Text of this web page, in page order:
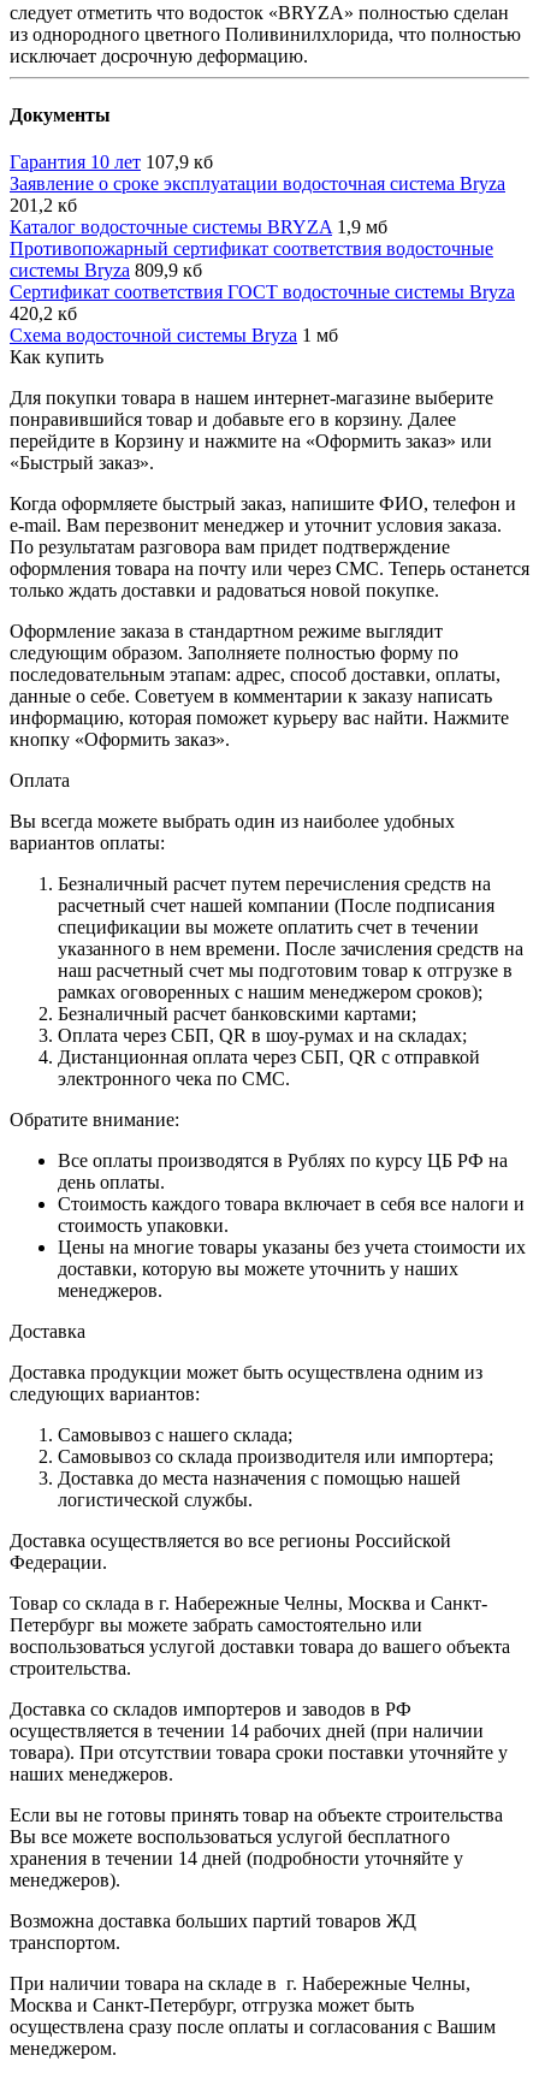
следует отметить что водосток «BRYZA» полностью сделан
из однородного цветного Поливинилхлорида, что полностью
исключает досрочную деформацию.
Документы
Гарантия 10 лет 107,9 кб
Заявление о сроке эксплуатации водосточная система Bryza
201,2 кб
Каталог водосточные системы BRYZA 1,9 мб
Противопожарный сертификат соответствия водосточные
системы Bryza 809,9 кб
Сертификат соответствия ГОСТ водосточные системы Bryza
420,2 кб
Схема водосточной системы Bryza 1 мб
Как купить
Для покупки товара в нашем интернет-магазине выберите
понравившийся товар и добавьте его в корзину. Далее
перейдите в Корзину и нажмите на «Оформить заказ» или
«Быстрый заказ».
Когда оформляете быстрый заказ, напишите ФИО, телефон и
e-mail. Вам перезвонит менеджер и уточнит условия заказа.
По результатам разговора вам придет подтверждение
оформления товара на почту или через СМС. Теперь останется
только ждать доставки и радоваться новой покупке.
Оформление заказа в стандартном режиме выглядит
следующим образом. Заполняете полностью форму по
последовательным этапам: адрес, способ доставки, оплаты,
данные о себе. Советуем в комментарии к заказу написать
информацию, которая поможет курьеру вас найти. Нажмите
кнопку «Оформить заказ».
Оплата
Вы всегда можете выбрать один из наиболее удобных
вариантов оплаты:
Безналичный расчет путем перечисления средств на
расчетный счет нашей компании (После подписания
спецификации вы можете оплатить счет в течении
указанного в нем времени. После зачисления средств на
наш расчетный счет мы подготовим товар к отгрузке в
рамках оговоренных с нашим менеджером сроков);
Безналичный расчет банковскими картами;
Оплата через СБП, QR в шоу-румах и на складах;
Дистанционная оплата через СБП, QR с отправкой
электронного чека по СМС.
Обратите внимание:
Все оплаты производятся в Рублях по курсу ЦБ РФ на
день оплаты.
Стоимость каждого товара включает в себя все налоги и
стоимость упаковки.
Цены на многие товары указаны без учета стоимости их
доставки, которую вы можете уточнить у наших
менеджеров.
Доставка
Доставка продукции может быть осуществлена одним из
следующих вариантов:
Самовывоз с нашего склада;
Самовывоз со склада производителя или импортера;
Доставка до места назначения с помощью нашей
логистической службы.
Доставка осуществляется во все регионы Российской
Федерации.
Товар со склада в г. Набережные Челны, Москва и Санкт-
Петербург вы можете забрать самостоятельно или
воспользоваться услугой доставки товара до вашего объекта
строительства.
Доставка со складов импортеров и заводов в РФ
осуществляется в течении 14 рабочих дней (при наличии
товара). При отсутствии товара сроки поставки уточняйте у
наших менеджеров.
Если вы не готовы принять товар на объекте строительства
Вы все можете воспользоваться услугой бесплатного
хранения в течении 14 дней (подробности уточняйте у
менеджеров).
Возможна доставка больших партий товаров ЖД
транспортом.
При наличии товара на складе в г. Набережные Челны,
Москва и Санкт-Петербург, отгрузка может быть
осуществлена сразу после оплаты и согласования с Вашим
менеджером.